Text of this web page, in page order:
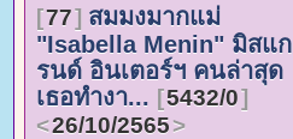
77
สมมงมากแม่
"Isabella Menin" มิสแก
รนด์ อินเตอร์ฯ คนล่าสุด
เธอทำงา...
5432/0
26/10/2565